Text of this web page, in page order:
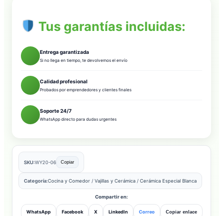
Tus garantías incluidas:
Entrega garantizada
Si no llega en tiempo, te devolvemos el envío
Calidad profesional
Probados por emprendedores y clientes finales
Soporte 24/7
WhatsApp directo para dudas urgentes
SKU:WY20-06 Copiar
Categoría:Cocina y Comedor / Vajillas y Cerámica / Cerámica Especial Blanca
Compartir en:
WhatsApp Facebook X LinkedIn Correo Copiar enlace